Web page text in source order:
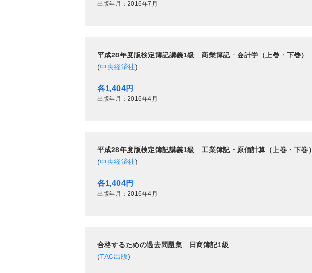
出版年月：2016年7月
平成28年度版検定簿記講義1級 商業簿記・会計学（上巻・下巻）
(中央経済社)
各1,404円
出版年月：2016年4月
平成28年度版検定簿記講義1級 工業簿記・原価計算（上巻・下巻）
(中央経済社)
各1,404円
出版年月：2016年4月
合格するための過去問題集 日商簿記1級
(TAC出版)